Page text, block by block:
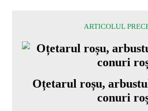
ARTICOLUL
Oțetarul roșu,
conuri